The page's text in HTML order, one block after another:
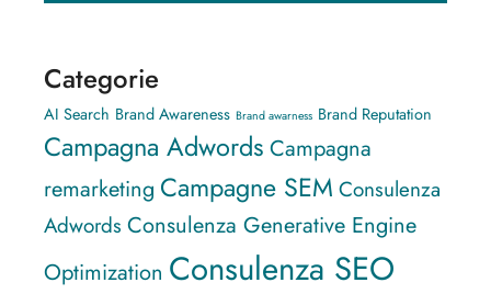
Categorie
AI Search Brand Awareness Brand awarness Brand Reputation
Campagna Adwords Campagna
remarketing Campagne SEM Consulenza
Adwords Consulenza Generative Engine
Optimization Consulenza SEO